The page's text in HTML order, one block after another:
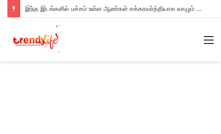
இந்த இடங்களில் மச்சம் உள்ள ஆண்கள் சக்கரவர்த்தியாக வாழும் அதிர்ஷ்டம் உள்ளவர்களாம் – உங்களுக்கு இருக்கா?